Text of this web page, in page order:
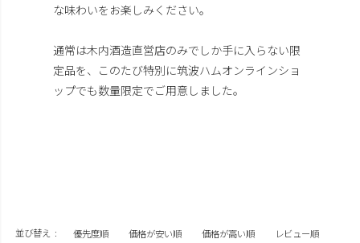
な味わいをお楽しみください。
通常は木内酒造直営店のみでしか手に入らない限
定品を、このたび特別に筑波ハムオンラインショ
ップでも数量限定でご用意しました。
並び替え 優先度順 価格が安い順 価格が高い順 レビュー順